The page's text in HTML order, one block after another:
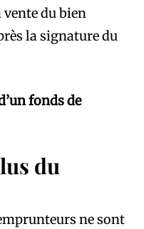
vente du bien
la signature du
fonds de
du
ne sont